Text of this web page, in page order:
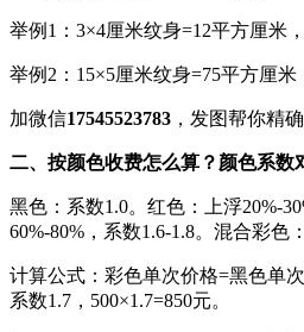
举例1：3×4厘米纹身=12平方厘米
举例2：15×5厘米纹身=75平方厘米
加微信17545523783 ，发图帮你精
二、按颜色收费怎么算？颜色系数
黑色：系数1.0。红色：上浮20%-
60%-80%，系数1.6-1.8。混合彩色
计算公式：彩色单次价格=黑色单
系数1.7，500×1.7=850元。